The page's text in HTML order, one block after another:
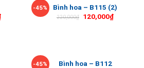
-45% Bình hoa – B115 (2)
220,000₫ 120,000₫
-45% Bình hoa – B112